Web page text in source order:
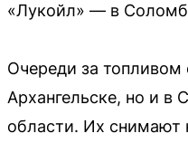
«Лукойл» — в
Очереди за топливом
Архангельске, но и в
области. Их снимают